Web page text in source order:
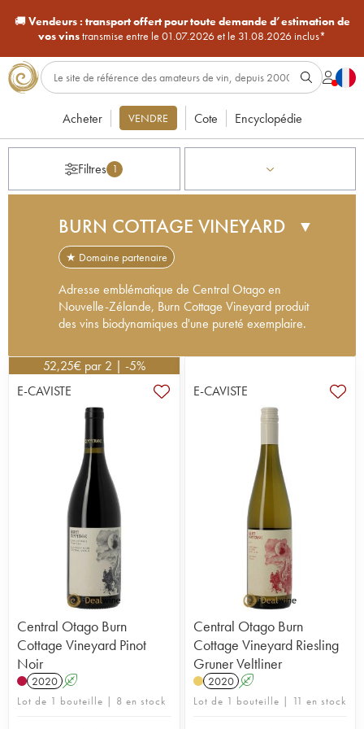
🚚Vendeurs : transport offert pour toute demande d’estimation de
vos vinstransmise entre le 01.07.2026 et le 31.08.2026 inclus*
Acheter VENDRE Cote Encyclopédie
Filtres 1
BURN COTTAGE VINEYARD ▼
★ Domaine partenaire
Adresse emblématique de Central Otago en
Nouvelle-Zélande, Burn Cottage Vineyard produit
des vins biodynamiques d'une pureté exemplaire.
emblématique Burn Cottage Vineyard Property,
s’étendant sur 24 hectares au pied de la chaîne
de Pise à Central Otago autour de 3 vignobles :
Burn Cottage Vineyard à Lowburn, Sauvage
Vineyard à Bannockburn, et Sappa Vineyard. La
famille Sauvage acquit la propriété en 2002 et
applique dès ses débuts les méthodes de la
biodynamie devenant ainsi le premier et seul
domaine du Central Otago à travailler en suivant
ces principes. Associé à l’incontournable
vivificateur Ted Lemon, le vigneron est persuadé
que les vins d’exception sont créés à partir de
raisins de grande qualité.
La vigne, plantée sur des sols de schiste et quartz
aux terrasses glaciaires de Lowburn et
Bannockburn, bénéficie d'une climat contrasté
entre journées chaudes et nuits plus fraîches. Elle y
reçoit un soin particulier et s'épanouit dans un
environnement propice : les vaches highland, les
oliviers et toute la faune et la flore environnantes
participent à la vie du lieu. Les vinifications sont
52,25€ par 2 | -5%
E-CAVISTE
Central Otago Burn
Cottage Vineyard Pinot
Noir
2020 A
Lot de 1 bouteille | 8 en stock
E-CAVISTE
Central Otago Burn
Cottage Vineyard Riesling
Gruner Veltliner
2020 A
Lot de 1 bouteille | 11 en stock